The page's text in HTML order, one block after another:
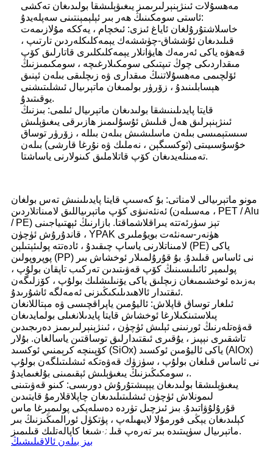
مەھسۇلات ئىنژېنېرلىرىمىز يىغىۋېلىشقا بولىدىغان تەكشى
ئاستى سومكىنىڭ ھەر بىر ئېلېمېنتىنى سەپلەيدۇ:
خاسلاشتۇرۇلغان ئاياغ ئىزى: ئىخچام ، يەككە مۇلازىمەت
قىلىدىغان ئۇششاق-چۈششەك يېمەكلىكلەردىن تارتىپ ،
قەھۋە ياكى ئەرمەك ھايۋانلار يېمەكلىكلىرى قاتارلىق كۆپ
مىقداردىكى چوڭ تىپتىكى سومكىلارغىچە ، سومكىمىزنىڭ
ئۆلچىمى مەھسۇلاتنىڭ مىقدارى ۋە زىچلىقى بىلەن ئېنىق
ھېسابلىنىدۇ ، زۆرۈر بولمىغان ماتېرىيال ئىشلىتىشنى
يوقىتىدۇ.
قايتا پايدىلىنىشقا بولىدىغان ماتېرىيال ئىلمى: بىزنىڭ
ئىنژېنېرلىق ھەل قىلىش ئۇسۇلىمىز ھازىرقى يىغىۋېلىش
سىستېمىسى بىلەن ماسلىشىش بىلەن بىللە ، زۆرۈر توساق
خۇسۇسىيىتى (ئوكسىگېن ، نەملىك ۋە نۇرغا قارشى) بىلەن
تەمىنلەيدىغان كۆپ قاتلاملىق كىنولارنى ياساشتا.
مونو ماتېرىيالى لامناتى: بۇ كەسىپ قايتا پايدىلىنىش تەس بولغان
ئەنئەنىۋى كۆپ ماتېرىياللىق لامىناتلاردىن (مەسىلەن ، PET / Alu
/ PE) تېز سۈرئەتتە يىراقلاشماقتا. بازارنىڭ ئېھتىياجىنى
قاندۇرۇش ئۈچۈن ، YPAK ھۈنەر-سەنئەت بويۇملىرى
لامىناتلارنى ياساپ چىقىدۇ ، ئادەتتە پولىئېتىلېن (PE) ياكى
پوپروپولىن (PP) نى ئاساس قىلىدۇ. بۇ قۇرۇلمىلار ئوخشاش بىر
پولىمېر ئائىلىسىنىڭ كۆپ قەۋىتىدىن تەركىب تاپقان بولۇپ ،
بەزىدە ئوخشىمىغان زىچلىق ياكى يۆنىلىشلىك بولۇپ ، كۆزلىگەن
ئىقتىدار ئالاھىدىلىكىڭىزنى ئەمەلگە ئاشۇرىدۇ.
ئىلغار توساق قاپلاش: ئاليۇمىن ياپراقچىسى ۋە مېتاللانغان
پىلاستىنكىلارغا ئوخشاش قايتا پايدىلانغىلى بولمايدىغان
قەۋەتلەرنىڭ ئورنىنى ئېلىش ئۈچۈن ، ئىنژېنېرلىرىمىز دەرىجىدىن
تاشقىرى نېپىز ، يۇقىرى ئىقتىدارلىق توساقتىن ياسالغان. بۇلار
كۆپىنچە كرېمنىي ئوكسىد (SiOx) ياكى ئاليۇمىن ئوكسىد (AlOx)
نى ئاساس قىلغان بولۇپ ، سۈزۈك قەۋەتكە ئىشلىتىلگەن بولۇپ
، سومكىڭىزنىڭ يىغىۋېلىش ئېقىمىنى بۇلغىمايدۇ.
يىغىۋېلىشقا بولىدىغان يېپىشتۇرۇش دورىسى: كىنو قەۋىتىنى
لىمونلاش ئۈچۈن ئىشلىتىلىدىغان چاپلاقلارمۇ قايتىدىن
قۇرۇلۇۋاتىدۇ. بىز ئىزچىل تۈردە دەسلەپكى پولىمېرغا ماس
كېلىدىغان يېڭى فورمۇلا لايىھىلەپ ، پۈتكۈل ئورالمىڭىزنىڭ بىر
ماتېرىيال سۈپىتىدە بىر تەرەپ قىلىنىشىغا كاپالەتلىك قىلىمىز.
بىز بىلەن ئالاقىلىشىڭ